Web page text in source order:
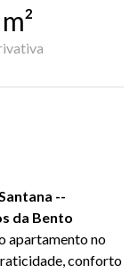
m²
--
da Bento
apartamento no
conforto